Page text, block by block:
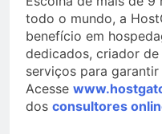
todo o mundo, a
benefício em
dedicados, criador
serviços para
Acesse
dos consultores